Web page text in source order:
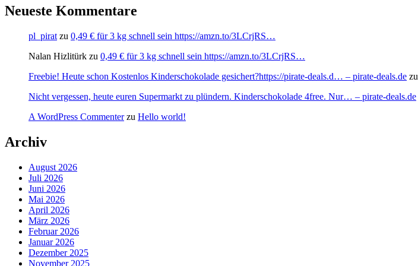
Neueste Kommentare
pl_pirat zu 0,49 € für 3 kg schnell sein https://amzn.to/3LCrjRS…
Nalan Hizlitürk zu 0,49 € für 3 kg schnell sein https://amzn.to/3LCrjRS…
Freebie! Heute schon Kostenlos Kinderschokolade gesichert?https://pirate-deals.d… – pirate-deals.de zu
Nicht vergessen, heute euren Supermarkt zu plündern. Kinderschokolade 4free. Nur… – pirate-deals.de
A WordPress Commenterzu Hello world!
Archiv
August 2026
Juli 2026
Juni 2026
Mai 2026
April 2026
März 2026
Februar 2026
Januar 2026
Dezember 2025
November 2025